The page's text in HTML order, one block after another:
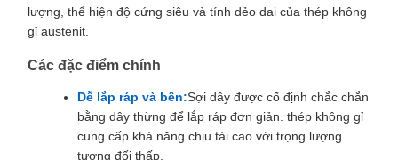
lượng, thể hiện độ cứng siêu và tính dẻo dai của thép không
gỉ austenit.
Các đặc điểm chính
Dễ lắp ráp và bền:Sợi dây được cố định chắc chắn
bằng dây thừng để lắp ráp đơn giản. thép không gỉ
cung cấp khả năng chịu tải cao với trọng lượng
tương đối thấp.